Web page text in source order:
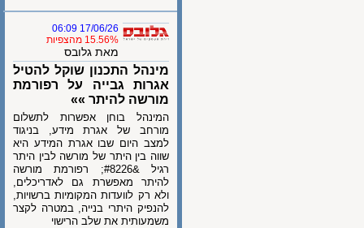
17/06/26 06:09
15.56% מהצפיות
מאת גלובס
מינהל התכנון שוקל להטיל
אגרות גבייה על רפורמת
מורשה להיתר »»
המינהל בוחן אפשרות לתשלום
מורחב של אגרת מידע, בניגוד
למצב היום שבו אגרת המידע היא
שווה בין היתר של מורשה לבין היתר
רגיל &#8226; רפורמת מורשה
להיתר מאפשרת גם לאדריכלים,
ולא רק לוועדות המקומיות ברשויות,
להנפיק היתרי בנייה, במטרה לקצר
משמעותית את שלב הרישוי